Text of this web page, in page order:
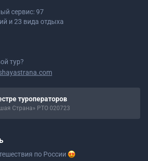
сервис: 97
и 23 вида отдыха
тур?
туроператоров
Страна» РТО 020723
по России